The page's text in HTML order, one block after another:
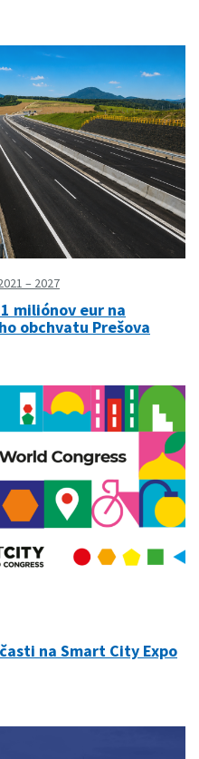
– 2027
miliónov eur na
obchvatu Prešova
na Smart City Expo